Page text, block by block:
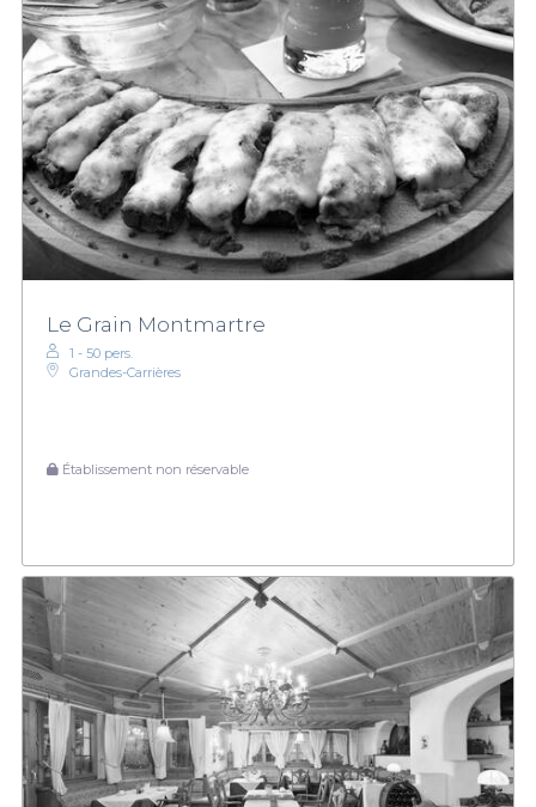
Le Grain Montmartre
1 - 50 pers.
Grandes-Carrières
Établissement non réservable